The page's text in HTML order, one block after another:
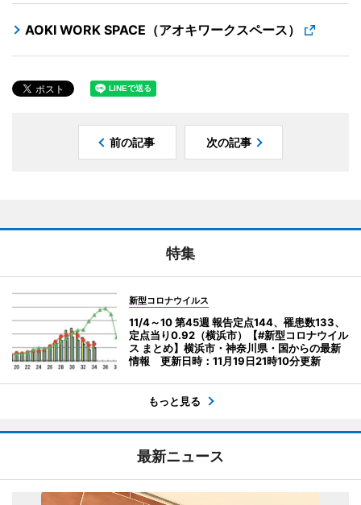
AOKI WORK SPACE（アオキワークスペース）
前の記事 次の記事
特集
新型コロナウイルス
11/4～10 第45週 報告定点144、罹患数133、
定点当り0.92（横浜市）【#新型コロナウイル
ス まとめ】横浜市・神奈川県・国からの最新
情報 更新日時：11月19日21時10分更新
もっと見る
最新ニュース